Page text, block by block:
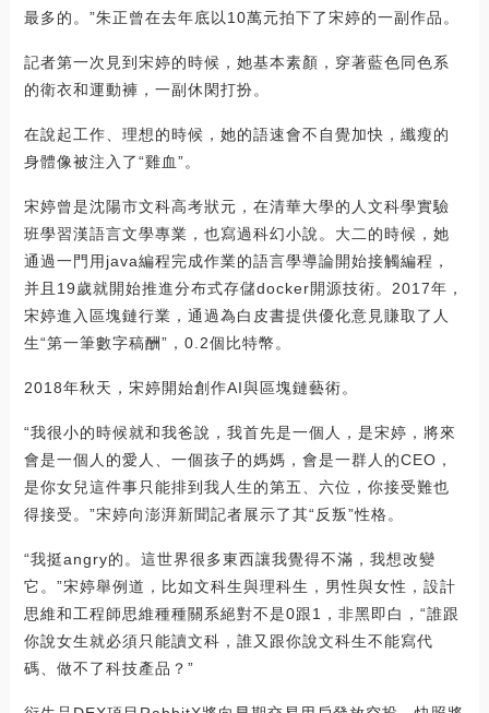
最多的。”朱正曾在去年底以10萬元拍下了宋婷的一副作品。
記者第一次見到宋婷的時候，她基本素顏，穿著藍色同色系
的衛衣和運動褲，一副休閑打扮。
在說起工作、理想的時候，她的語速會不自覺加快，纖瘦的
身體像被注入了“雞血”。
宋婷曾是沈陽市文科高考狀元，在清華大學的人文科學實驗
班學習漢語言文學專業，也寫過科幻小說。大二的時候，她
通過一門用java編程完成作業的語言學導論開始接觸編程，
并且19歲就開始推進分布式存儲docker開源技術。2017年，
宋婷進入區塊鏈行業，通過為白皮書提供優化意見賺取了人
生“第一筆數字稿酬”，0.2個比特幣。
2018年秋天，宋婷開始創作AI與區塊鏈藝術。
“我很小的時候就和我爸說，我首先是一個人，是宋婷，將來
會是一個人的愛人、一個孩子的媽媽，會是一群人的CEO，
是你女兒這件事只能排到我人生的第五、六位，你接受難也
得接受。”宋婷向澎湃新聞記者展示了其“反叛”性格。
“我挺angry的。這世界很多東西讓我覺得不滿，我想改變
它。”宋婷舉例道，比如文科生與理科生，男性與女性，設計
思維和工程師思維種種關系絕對不是0跟1，非黑即白，“誰跟
你說女生就必須只能讀文科，誰又跟你說文科生不能寫代
碼、做不了科技產品？”